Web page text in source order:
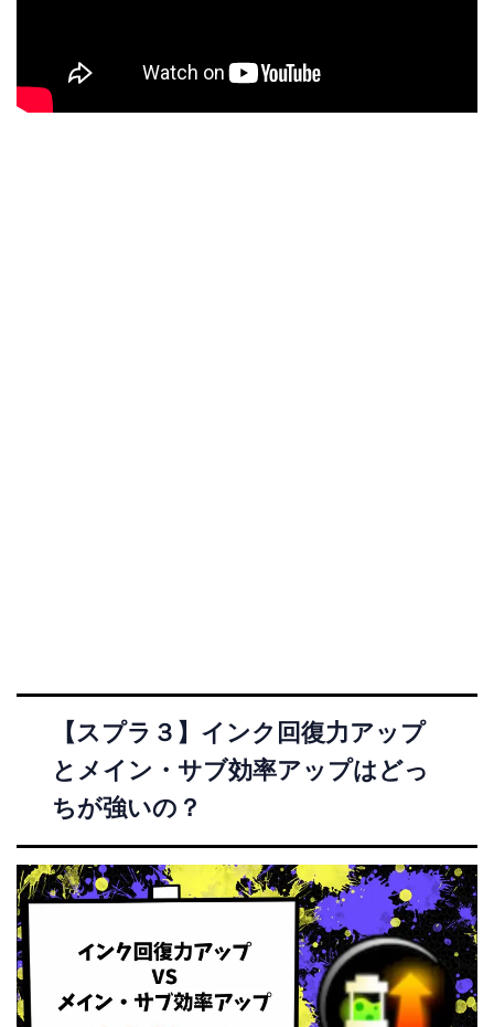
【スプラ３】インク回復力アップ
とメイン・サブ効率アップはどっ
ちが強いの？